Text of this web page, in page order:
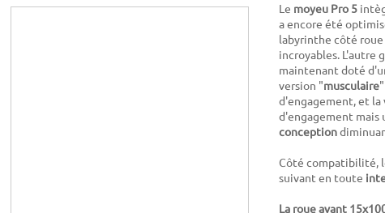
Le moyeu Pro 5
a encore été
labyrinthe côté
incroyables. L'autre
maintenant doté
version "musculaire
d'engagement, et la
d'engagement mais
conception
Côté compatibilité,
suivant en toute
La roue avant